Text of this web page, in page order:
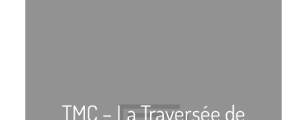
TMC – La Traversée de